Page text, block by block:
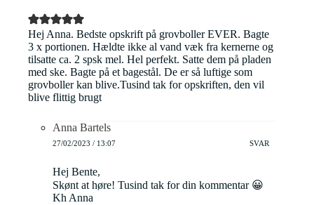
Hej Anna. Bedste opskrift på grovboller EVER. Bagte
3 x portionen. Hældte ikke al vand væk fra kernerne og
tilsatte ca. 2 spsk mel. Hel perfekt. Satte dem på pladen
med ske. Bagte på et bagestål. De er så luftige som
grovboller kan blive.Tusind tak for opskriften, den vil
blive flittig brugt
Anna Bartels
27/02/2023 / 13:07 SVAR
Hej Bente,
Skønt at høre! Tusind tak for din kommentar 😀
Kh Anna